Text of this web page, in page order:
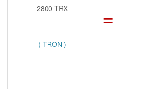
2800 TRX
=
( TRON )